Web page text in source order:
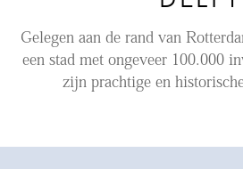
Gelegen aan de rand van
een stad met ongeveer 100.000
zijn prachtige en
Aanhuur
Aankoop
Beheer
Verkoop